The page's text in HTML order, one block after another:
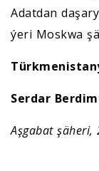
Adatdan
ýeri Moskwa
Serdar
Aşgabat şäheri,